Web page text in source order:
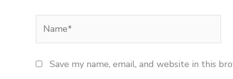
Save my name, email, and website in this